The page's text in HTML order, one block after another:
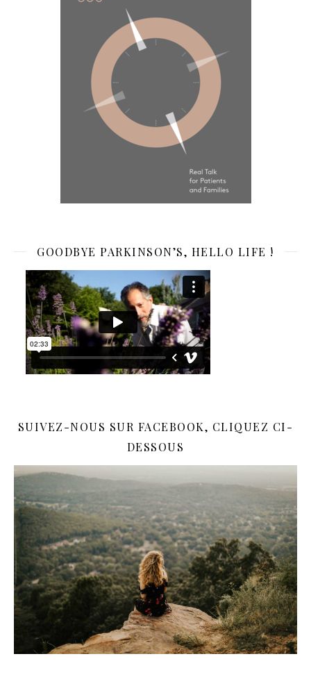
GOODBYE PARKINSON’S, HELLO LIFE !
SUIVEZ-NOUS SUR FACEBOOK, CLIQUEZ CI-
DESSOUS